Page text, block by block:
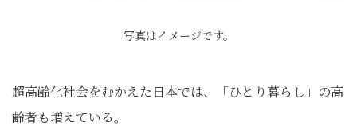
写真はイメージです。
超高齢化社会をむかえた日本では、「ひとり暮らし」の高
齢者も増えている。